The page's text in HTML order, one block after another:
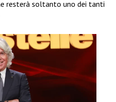
resterà soltanto uno dei tanti